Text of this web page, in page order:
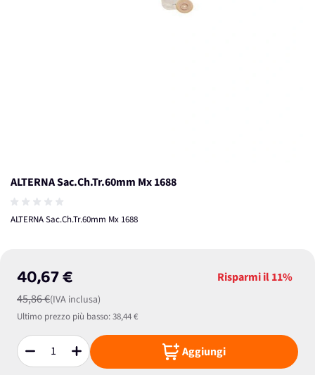
ALTERNA Sac.Ch.Tr.60mm Mx 1688
ALTERNA Sac.Ch.Tr.60mm Mx 1688
40,67 €
45,86 €(IVA inclusa)
Risparmi il11%
Ultimo prezzo più basso:38,44 €
Quantità Aggiungi